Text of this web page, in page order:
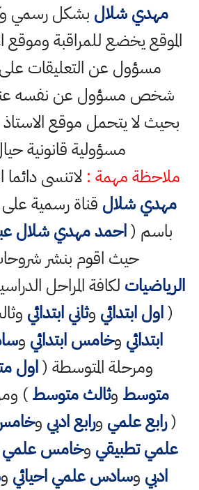
مهدي شلال بشكل رسمي
الموقع يخضع للمراقبة وموقع
مسؤول عن التعليقات على
شخص مسؤول عن نفسه عند
بحيث لا يتحمل موقع
مسؤولية قانونية
ملاحظة مهمة : لاتنسى دائما
مهدي شلال قناة رسمية
باسم (احمد مهدي شلال
حيث اقوم بنشر
الرياضيات لكافة المراحل
(اول ابتدائي وثاني ابتدائي
ابتدائي وخامس ابتدائي و
ومرحلة المتوسطة (اول
متوسط وثالث متوسط)
(رابع علمي ورابع ادبي و
علمي تطبيقي وخامس علمي
ادبي وسادس علمي احيائي و